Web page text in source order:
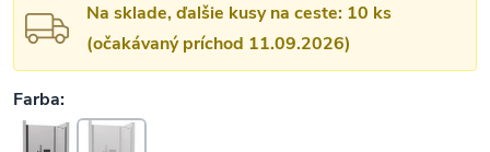
Na sklade, ďalšie kusy na ceste: 10 ks
(očakávaný príchod 11.09.2026)